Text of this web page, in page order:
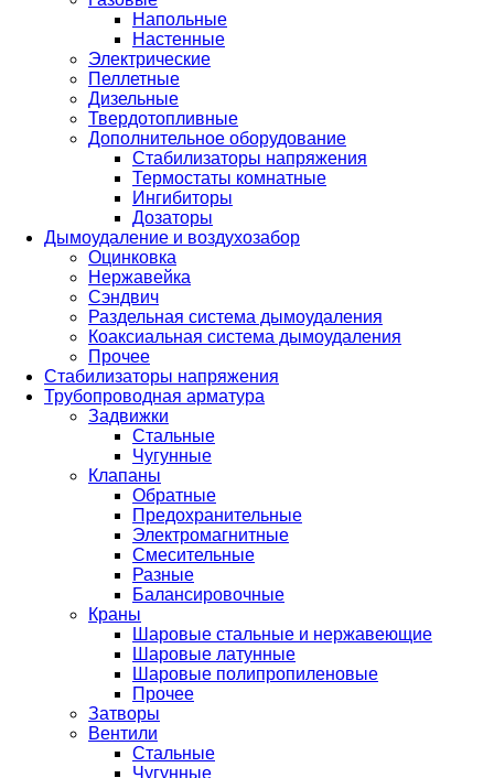
Напольные
Настенные
Электрические
Пеллетные
Дизельные
Твердотопливные
Дополнительное оборудование
Стабилизаторы напряжения
Термостаты комнатные
Ингибиторы
Дозаторы
Дымоудаление и воздухозабор
Оцинковка
Нержавейка
Сэндвич
Раздельная система дымоудаления
Коаксиальная система дымоудаления
Прочее
Стабилизаторы напряжения
Трубопроводная арматура
Задвижки
Стальные
Чугунные
Клапаны
Обратные
Предохранительные
Электромагнитные
Смесительные
Разные
Балансировочные
Краны
Шаровые стальные и нержавеющие
Шаровые латунные
Шаровые полипропиленовые
Прочее
Затворы
Вентили
Стальные
Чугунные